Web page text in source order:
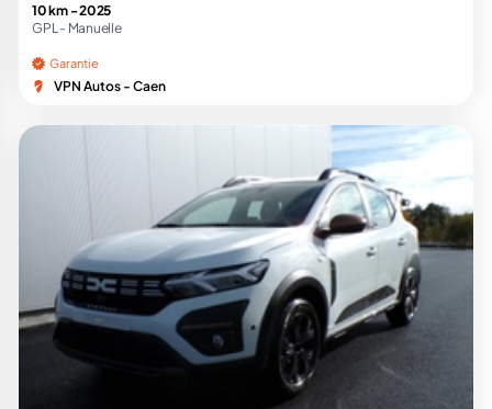
10 km -2025
GPL - Manuelle
Garantie
VPN Autos - Caen